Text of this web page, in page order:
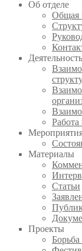
Об отделе
Общая
Деятельность
Работа
Материалы
Статьи
Проекты